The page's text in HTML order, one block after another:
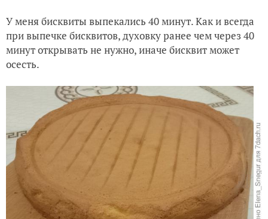
У меня бисквиты выпекались 40 минут. Как и всегда
при выпечке бисквитов, духовку ранее чем через 40
минут открывать не нужно, иначе бисквит может
осесть.